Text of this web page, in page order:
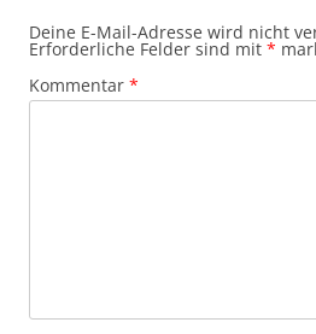
Deine E-Mail-Adresse wird nicht
Erforderliche Felder sind mit *
Kommentar *